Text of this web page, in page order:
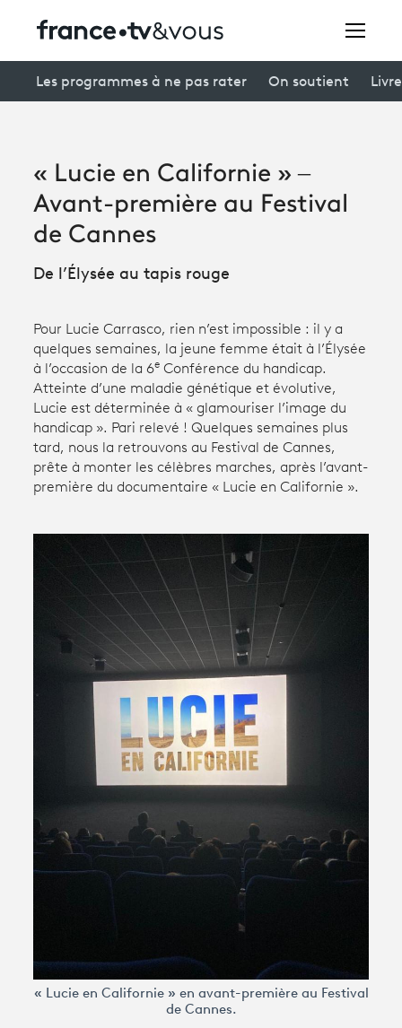
Avantages fidélité
Creators
À la une
Participer et assister à une émission
Productions et innovation
Programme
Les programmes à ne pas rater On soutient
« Lucie en Californie » –
Avant-première au Festival
de Cannes
De l’Élysée au tapis rouge
Pour Lucie Carrasco, rien n’est impossible : il y a
quelques semaines, la jeune femme était à l’Élysée
à l’occasion de la 6e Conférence du handicap.
Atteinte d’une maladie génétique et évolutive,
Lucie est déterminée à « glamouriser l’image du
handicap ». Pari relevé ! Quelques semaines plus
tard, nous la retrouvons au Festival de Cannes,
prête à monter les célèbres marches, après l’avant-
première du documentaire « Lucie en Californie ».
« Lucie en Californie » en avant-première au Festival
de Cannes.